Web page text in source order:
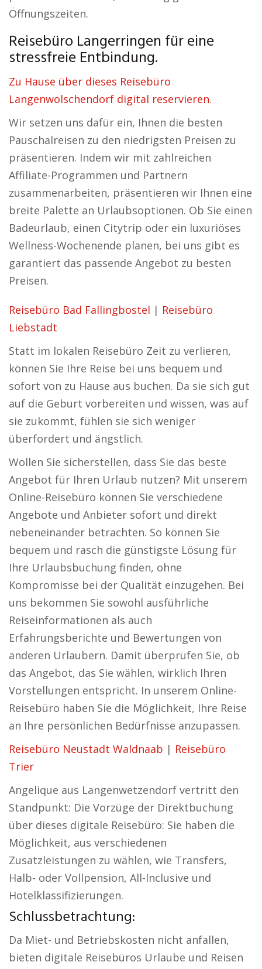
Öffnungszeiten.
Reisebüro Langerringen für eine
stressfreie Entbindung.
Zu Hause über dieses Reisebüro
Langenwolschendorf digital reservieren.
Wir setzen uns dafür ein, Ihnen die besten
Pauschalreisen zu den niedrigsten Preisen zu
präsentieren. Indem wir mit zahlreichen
Affiliate-Programmen und Partnern
zusammenarbeiten, präsentieren wir Ihnen eine
breite Palette an Urlaubsoptionen. Ob Sie einen
Badeurlaub, einen Citytrip oder ein luxuriöses
Wellness-Wochenende planen, bei uns gibt es
garantiert das passende Angebot zu besten
Preisen.
Reisebüro Bad Fallingbostel | Reisebüro
Liebstadt
Statt im lokalen Reisebüro Zeit zu verlieren,
können Sie Ihre Reise bei uns bequem und
sofort von zu Hause aus buchen. Da sie sich gut
auf die Geburt vorbereiten und wissen, was auf
sie zukommt, fühlen sie sich weniger
überfordert und ängstlich.
Wollen Sie sicherstellen, dass Sie das beste
Angebot für Ihren Urlaub nutzen? Mit unserem
Online-Reisebüro können Sie verschiedene
Angebote und Anbieter sofort und direkt
nebeneinander betrachten. So können Sie
bequem und rasch die günstigste Lösung für
Ihre Urlaubsbuchung finden, ohne
Kompromisse bei der Qualität einzugehen. Bei
uns bekommen Sie sowohl ausführliche
Reiseinformationen als auch
Erfahrungsberichte und Bewertungen von
anderen Urlaubern. Damit überprüfen Sie, ob
das Angebot, das Sie wählen, wirklich Ihren
Vorstellungen entspricht. In unserem Online-
Reisebüro haben Sie die Möglichkeit, Ihre Reise
an Ihre persönlichen Bedürfnisse anzupassen.
Reisebüro Neustadt Waldnaab | Reisebüro
Trier
Angelique aus Langenwetzendorf vertritt den
Standpunkt: Die Vorzüge der Direktbuchung
über dieses digitale Reisebüro: Sie haben die
Möglichkeit, aus verschiedenen
Zusatzleistungen zu wählen, wie Transfers,
Halb- oder Vollpension, All-Inclusive und
Hotelklassifizierungen.
Schlussbetrachtung:
Da Miet- und Betriebskosten nicht anfallen,
bieten digitale Reisebüros Urlaube und Reisen